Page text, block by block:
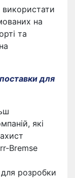
на
та
для
які
Bremse
розробки